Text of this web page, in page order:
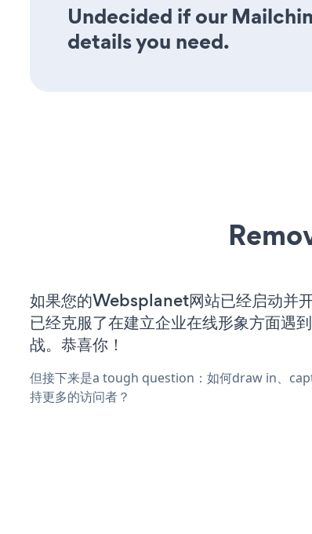
Undecided if our
details you need.
如果您的Websplanet网站已经启动并
已经克服了在建立企业在线形象方面遇
战。恭喜你！
但接下来是a tough question：如何draw in、
持更多的访问者？